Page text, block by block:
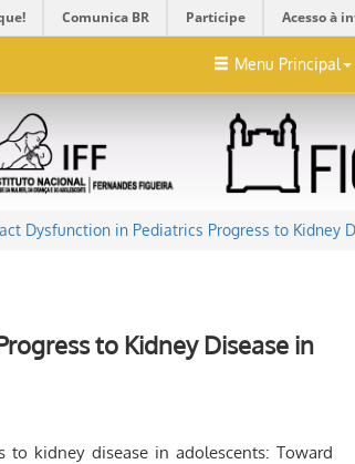
Comunica BR Participe Acesso à
Menu Principal
Dysfunction in Pediatrics Progress to Kidney
to Kidney Disease in
kidney disease in adolescents: Toward